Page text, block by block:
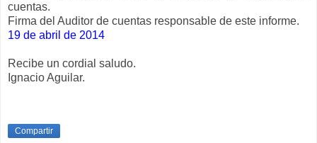
cuentas.
Firma del Auditor de cuentas responsable de este informe.
19 de abril de 2014
Recibe un cordial saludo.
Ignacio Aguilar.
Compartir